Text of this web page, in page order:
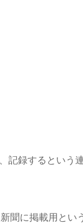
記録するという
聞に掲載用とい